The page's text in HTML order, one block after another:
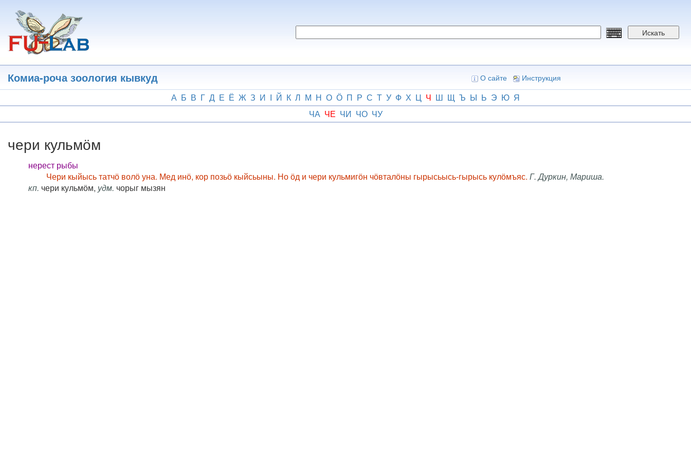
основному
содержанию
Искать
Комиа-роча зоология кывкуд О сайте Инструкция
А Б В Г Д Е Ё Ж З И І Й К Л М Н О Ӧ П Р С Т У Ф Х Ц Ч Ш Щ Ъ Ы Ь Э Ю Я
ЧА ЧЕ ЧИ ЧО ЧУ
чери кульмӧм
нерест рыбы
Чери кыйысь татчӧ волӧ уна. Мед инӧ, кор позьӧ кыйсьыны. Но ӧд и чери кульмигӧн чӧвталӧны гырысьысь-гырысь кулӧмъяс. Г. Дуркин, Мариша.
кп. чери кульмӧм, удм. чорыг мызян